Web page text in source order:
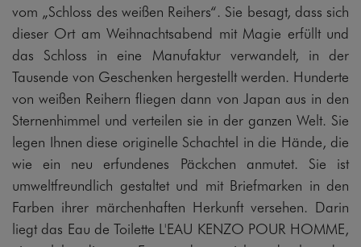
vom „Schloss des weißen Reihers“. Sie besagt, dass sich
dieser Ort am Weihnachtsabend mit Magie erfüllt und
das Schloss in eine Manufaktur verwandelt, in der
Tausende von Geschenken hergestellt werden. Hunderte
von weißen Reihern fliegen dann von Japan aus in den
Sternenhimmel und verteilen sie in der ganzen Welt. Sie
legen Ihnen diese originelle Schachtel in die Hände, die
wie ein neu erfundenes Päckchen anmutet. Sie ist
umweltfreundlich gestaltet und mit Briefmarken in den
Farben ihrer märchenhaften Herkunft versehen. Darin
liegt das Eau de Toilette L'EAU KENZO POUR HOMME,